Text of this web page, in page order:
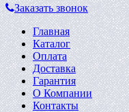
Заказать звонок
Главная
Каталог
Оплата
Доставка
Гарантия
О Компании
Контакты